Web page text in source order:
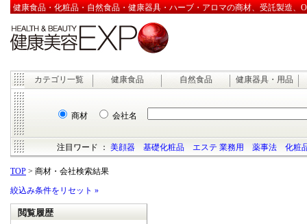
健康食品・化粧品・自然食品・健康器具・ハーブ・アロマの商材、受託製造、
カテゴリ一覧 健康食品 自然食品 健康器具・用品
商材 会社名
注目ワード ：美顔器 基礎化粧品 エステ 業務用 薬事法 化粧
TOP > 商材・会社検索結果
絞込み条件をリセット »
閲覧履歴